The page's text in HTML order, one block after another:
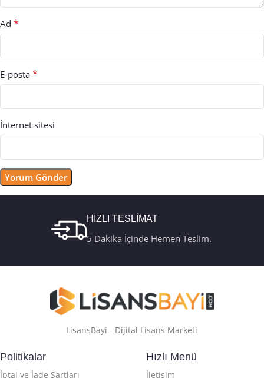
Ad *
E-posta *
İnternet sitesi
HIZLI TESLİMAT
5 Dakika İçinde Hemen Teslim.
LisansBayi - Dijital Lisans Marketi
Politikalar
İptal ve İade Şartları
Hızlı Menü
İletişim